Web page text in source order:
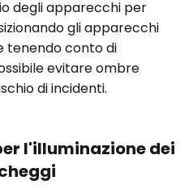
degli apparecchi per
gli apparecchi
tenendo conto di
evitare ombre
di incidenti.
l'illuminazione dei